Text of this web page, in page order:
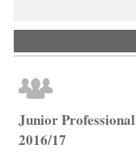
Junior
2016/17